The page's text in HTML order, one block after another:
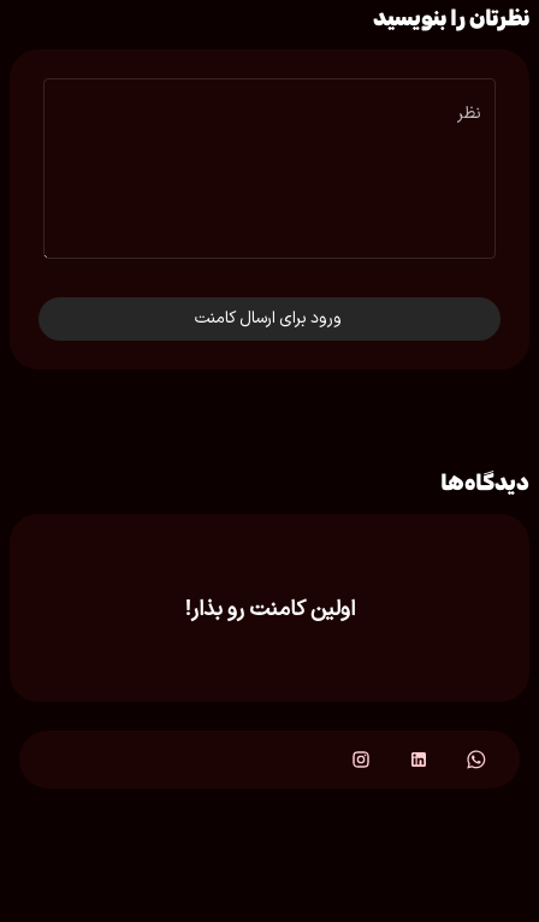
نظرتان را بنویسید
نظر
ورود برای ارسال کامنت
دیدگاه‌ها
اولین کامنت رو بذار!